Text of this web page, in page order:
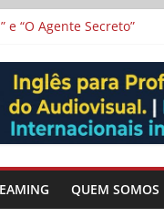
argentina para o cinema
“O Agente Secreto”
QUEM SOMOS